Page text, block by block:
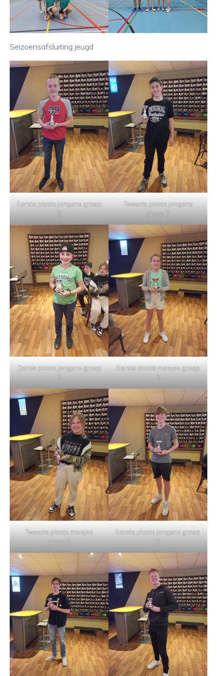
Seizoensafsluiting jeugd
Eerste plaats jongens groep
2
Tweede plaats jongens
groep 2
Derde plaats jongens groep
2
Eerste plaats meisjes groep
2
Tweede plaats meisjes
groep 2
Eerste plaats jongens groep
3